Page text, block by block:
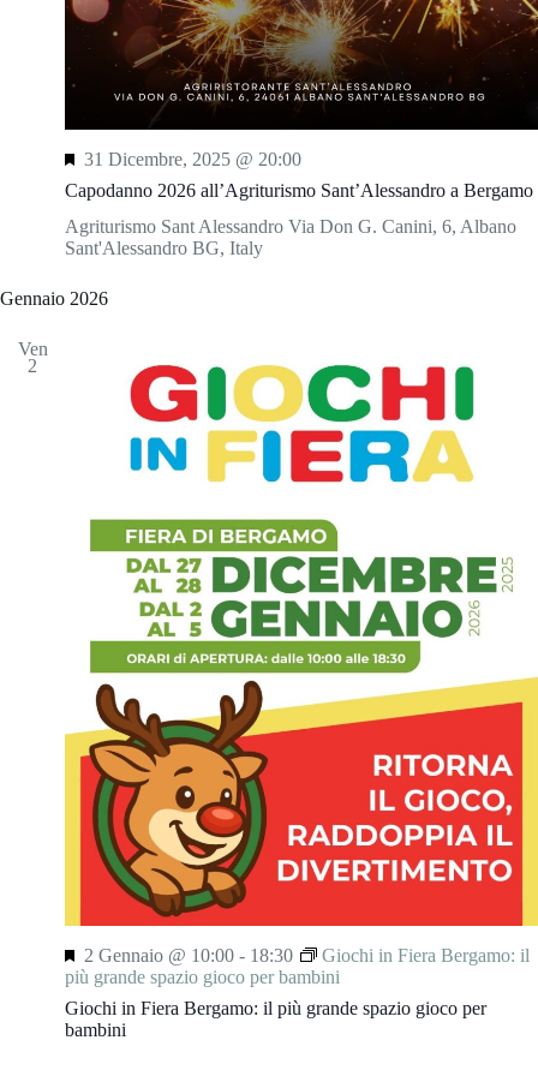
Capodanno 2026 all’Agriturismo Sant’Alessandro a Bergamo
S
g
n
a
a
t
31 Dicembre, 2025 @ 20:00
Agriturismo Sant Alessandro Via Don G. Canini, 6, Albano
Sant'Alessandro BG, Italy
Gennaio 2026
Ven
2
Giochi in Fiera Bergamo: il più grande spazio gioco per
bambini
S
e
n
a
2 Gennaio @ 10:00 - 18:30
Giochi in Fiera Bergamo: il
più grande spazio gioco per bambini